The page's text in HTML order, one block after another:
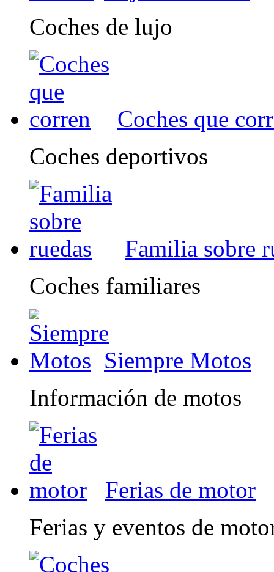
Coches de lujo
Coches que
Coches deportivos
Familia sobre
Coches familiares
Siempre Motos
Información de motos
Ferias de motor
Ferias y eventos de